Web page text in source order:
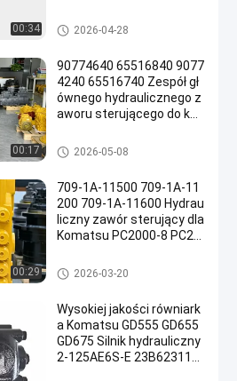
00:34
okiej jakości części zamie
nne do dużych obciążeń
Pompa hydrauliczna koparki
2026-04-28
00:17
90774640 65516840 9077
4240 65516740 Zespół gł
ównego hydraulicznego z
aworu sterującego do kop
PC4000-6 Bardzo duże gó
rnicze części zamienne
Główny zawór sterujący kopar
ki
2026-05-08
00:29
709-1A-11500 709-1A-11
200 709-1A-11600 Hydrau
liczny zawór sterujący dla
Komatsu PC2000-8 PC20
Główny zawór sterujący kopar
ki
2026-03-20
Wysokiej jakości równiark
a Komatsu GD555 GD655
GD675 Silnik hydrauliczny
2-125AE6S-E 23B623110